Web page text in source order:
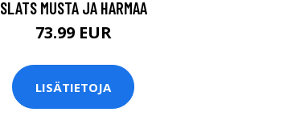
SLATS MUSTA JA HARMAA
73.99 EUR
LISÄTIETOJA